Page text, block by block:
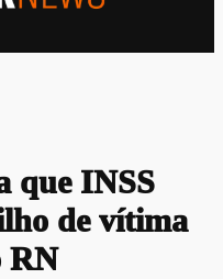
que INSS
de vítima
RN